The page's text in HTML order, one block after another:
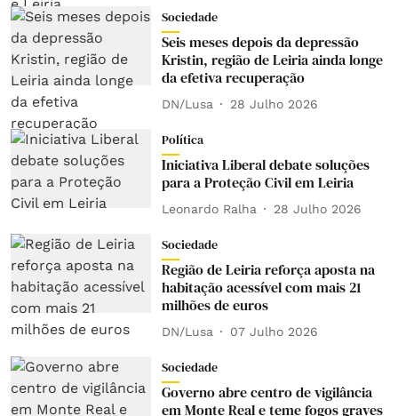
Sociedade
Seis meses depois da depressão
Kristin, região de Leiria ainda longe
da efetiva recuperação
DN/Lusa 28 Julho 2026
Política
Iniciativa Liberal debate soluções
para a Proteção Civil em Leiria
Leonardo Ralha 28 Julho 2026
Sociedade
Região de Leiria reforça aposta na
habitação acessível com mais 21
milhões de euros
DN/Lusa 07 Julho 2026
Sociedade
Governo abre centro de vigilância
em Monte Real e teme fogos graves